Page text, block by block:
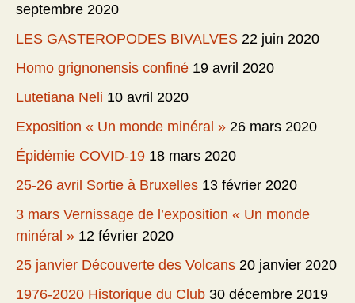
septembre 2020
LES GASTEROPODES BIVALVES 22 juin 2020
Homo grignonensis confiné 19 avril 2020
Lutetiana Neli 10 avril 2020
Exposition « Un monde minéral » 26 mars 2020
Épidémie COVID-19 18 mars 2020
25-26 avril Sortie à Bruxelles 13 février 2020
3 mars Vernissage de l’exposition « Un monde
minéral » 12 février 2020
25 janvier Découverte des Volcans 20 janvier 2020
1976-2020 Historique du Club 30 décembre 2019